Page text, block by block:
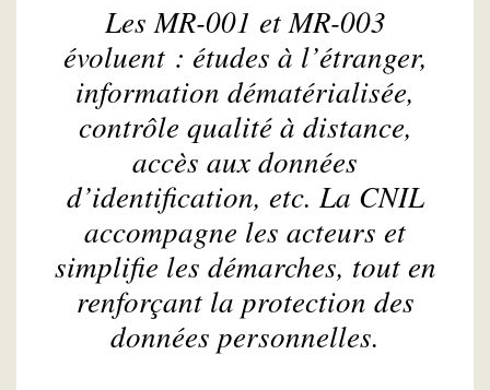
Les MR-001 et MR-003
évoluent : études à l’étranger,
information dématérialisée,
contrôle qualité à distance,
accès aux données
d’identification, etc. La CNIL
accompagne les acteurs et
simplifie les démarches, tout en
renforçant la protection des
données personnelles.